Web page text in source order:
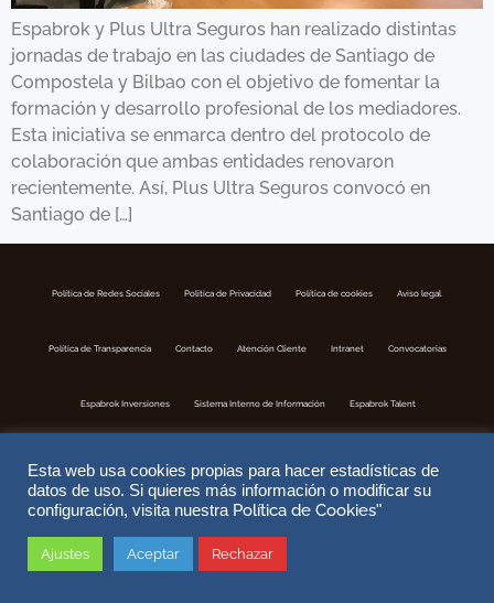
Espabrok y Plus Ultra Seguros han realizado distintas
jornadas de trabajo en las ciudades de Santiago de
Compostela y Bilbao con el objetivo de fomentar la
formación y desarrollo profesional de los mediadores.
Esta iniciativa se enmarca dentro del protocolo de
colaboración que ambas entidades renovaron
recientemente. Así, Plus Ultra Seguros convocó en
Santiago de […]
Política de Redes Sociales Politica de Privacidad Política de cookies Aviso legal
Política de Transparencia Contacto Atención Cliente Intranet Convocatorias
Espabrok Inversiones Sistema Interno de Información Espabrok Talent
Esta web usa cookies propias para hacer estadísticas de
datos de uso. Si quieres más información o modificar su
configuración, visita nuestra Política de Cookies"
Ajustes Aceptar Rechazar